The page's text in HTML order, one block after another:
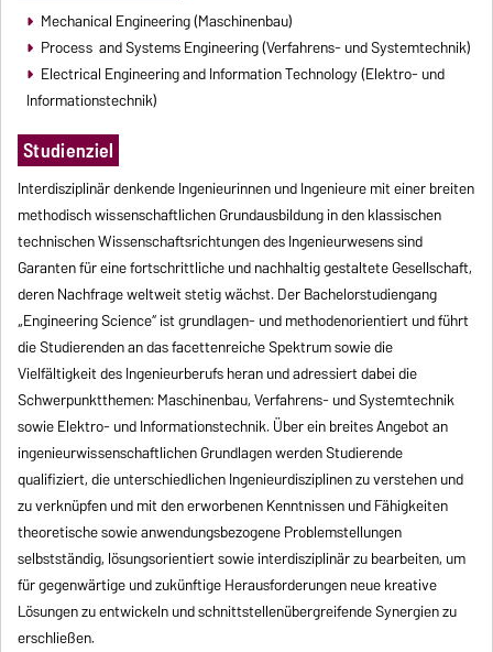
Mechanical Engineering (Maschinenbau)
Process and Systems Engineering (Verfahrens- und Systemtechnik)
Electrical Engineering and Information Technology (Elektro- und
Informationstechnik)
Studienziel
Interdisziplinär denkende Ingenieurinnen und Ingenieure mit einer breiten
methodisch wissenschaftlichen Grundausbildung in den klassischen
technischen Wissenschaftsrichtungen des Ingenieurwesens sind
Garanten für eine fortschrittliche und nachhaltig gestaltete Gesellschaft,
deren Nachfrage weltweit stetig wächst. Der Bachelorstudiengang
„Engineering Science“ ist grundlagen- und methodenorientiert und führt
die Studierenden an das facettenreiche Spektrum sowie die
Vielfältigkeit des Ingenieurberufs heran und adressiert dabei die
Schwerpunktthemen: Maschinenbau, Verfahrens- und Systemtechnik
sowie Elektro- und Informationstechnik. Über ein breites Angebot an
ingenieurwissenschaftlichen Grundlagen werden Studierende
qualifiziert, die unterschiedlichen Ingenieurdisziplinen zu verstehen und
zu verknüpfen und mit den erworbenen Kenntnissen und Fähigkeiten
theoretische sowie anwendungsbezogene Problemstellungen
selbstständig, lösungsorientiert sowie interdisziplinär zu bearbeiten, um
für gegenwärtige und zukünftige Herausforderungen neue kreative
Lösungen zu entwickeln und schnittstellenübergreifende Synergien zu
erschließen.